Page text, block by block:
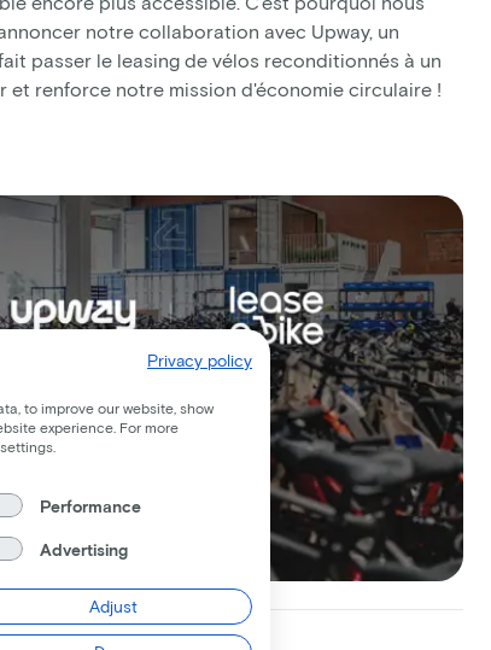
notre collaboration avec Upway, un
passer le leasing de vélos reconditionnés à un
et renforce notre mission d'économie circulaire !
Privacy policy
to improve our website, show
experience. For more
Performance
Advertising
Adjust